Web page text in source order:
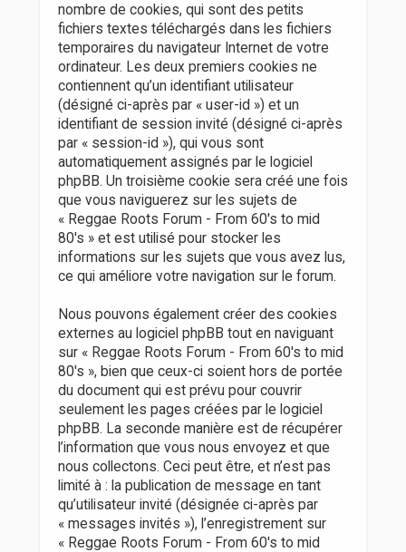
nombre de cookies, qui sont des petits
fichiers textes téléchargés dans les fichiers
temporaires du navigateur Internet de votre
ordinateur. Les deux premiers cookies ne
contiennent qu’un identifiant utilisateur
(désigné ci-après par « user-id ») et un
identifiant de session invité (désigné ci-après
par « session-id »), qui vous sont
automatiquement assignés par le logiciel
phpBB. Un troisième cookie sera créé une fois
que vous naviguerez sur les sujets de
« Reggae Roots Forum - From 60's to mid
80's » et est utilisé pour stocker les
informations sur les sujets que vous avez lus,
ce qui améliore votre navigation sur le forum.
Nous pouvons également créer des cookies
externes au logiciel phpBB tout en naviguant
sur « Reggae Roots Forum - From 60's to mid
80's », bien que ceux-ci soient hors de portée
du document qui est prévu pour couvrir
seulement les pages créées par le logiciel
phpBB. La seconde manière est de récupérer
l’information que vous nous envoyez et que
nous collectons. Ceci peut être, et n’est pas
limité à : la publication de message en tant
qu’utilisateur invité (désignée ci-après par
« messages invités »), l’enregistrement sur
« Reggae Roots Forum - From 60's to mid